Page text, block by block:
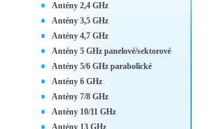
Antény 2,4 GHz
Antény 3,5 GHz
Antény 4,7 GHz
Antény 5 GHz panelové/sektorové
Antény 5/6 GHz parabolické
Antény 6 GHz
Antény 7/8 GHz
Antény 10/11 GHz
Antény 13 GHz